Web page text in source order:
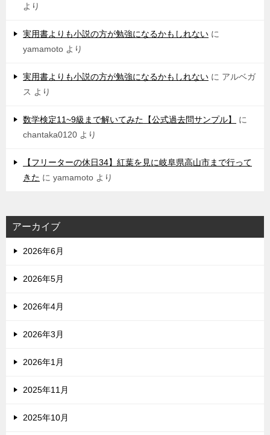
より
実用書よりも小説の方が勉強になるかもしれない に
yamamoto より
実用書よりも小説の方が勉強になるかもしれない に アルベガ
ス より
数学検定11~9級まで解いてみた【公式過去問サンプル】
に
chantaka0120 より
【フリーターの休日34】紅葉を見に岐阜県高山市まで行って
きた に yamamoto より
アーカイブ
2026年6月
2026年5月
2026年4月
2026年3月
2026年1月
2025年11月
2025年10月